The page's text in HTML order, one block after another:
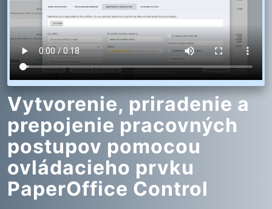
Vytvorenie, priradenie a
prepojenie pracovných
postupov pomocou
ovládacieho prvku
PaperOffice Control